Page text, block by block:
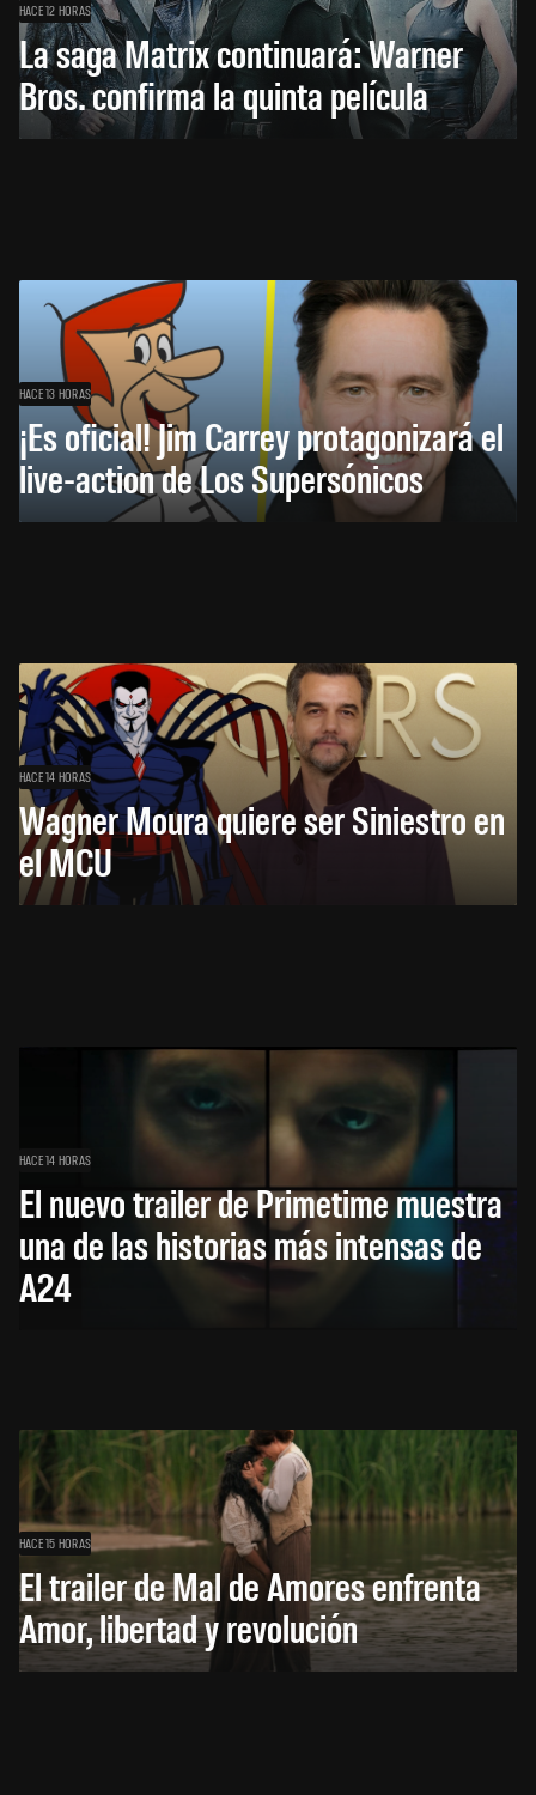
HACE 12 HORAS
La saga Matrix continuará: Warner
Bros. confirma la quinta película
HACE 13 HORAS
¡Es oficial! Jim Carrey protagonizará el
live-action de Los Supersónicos
HACE 14 HORAS
Wagner Moura quiere ser Siniestro en
el MCU
HACE 14 HORAS
El nuevo trailer de Primetime muestra
una de las historias más intensas de
A24
HACE 15 HORAS
El trailer de Mal de Amores enfrenta
Amor, libertad y revolución